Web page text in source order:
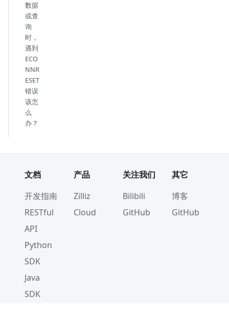
数据
或查
询
时，
遇到
ECO
NNR
ESET
错误
该怎
么
办？
文档
开发指南
RESTful
API
Python
SDK
Java
SDK
产品
Zilliz
Cloud
关注我们
Bilibili
GitHub
其它
博客
GitHub